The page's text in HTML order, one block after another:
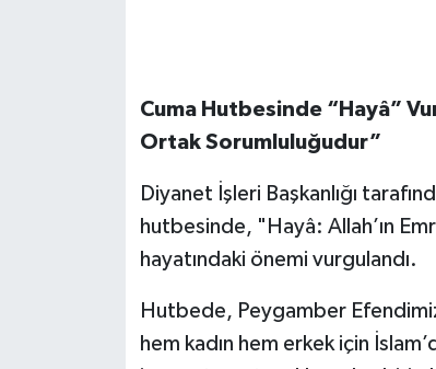
Cuma Hutbesinde “Hayâ”
Ortak Sorumluluğudur”
Diyanet İşleri Başkanlığı
hutbesinde, "Hayâ: Allah’ın
hayatındaki önemi vurgulandı.
Hutbede, Peygamber
hem kadın hem erkek için